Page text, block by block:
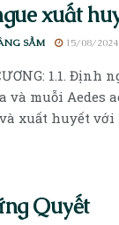
xuất
SẦM 15/08/2024
1.1. Định
và muỗi Aedes
xuất huyết với
Quyết